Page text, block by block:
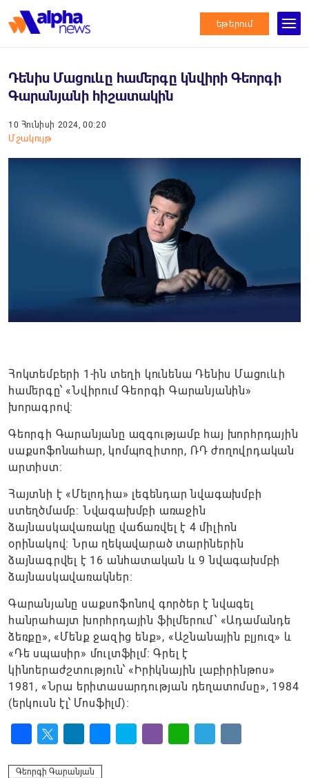
եթերում
Դենիս Մացուևը համերգը կնվիրի Գեորգի
Գարանյանի հիշատակին
10 Հունիսի 2024, 00:20
Մշակույթ
Հոկտեմբերի 1-ին տեղի կունենա Դենիս Մացուևի
համերգը՝ «Նվիրում Գեորգի Գարանյանին»
խորագրով։
Գեորգի Գարանյանը ազգությամբ հայ խորհրդային
սաքսոֆոնահար, կոմպոզիտոր, ՌԴ ժողովրդական
արտիստ։
Հայտնի է «Մելոդիա» լեգենդար նվագախմբի
ստեղծմամբ: Նվագախմբի առաջին
ձայնասկավառակը վաճառվել է 4 միլիոն
օրինակով։ Նրա ղեկավարած տարիներին
ձայնագրվել է 16 անհատական և 9 նվագախմբի
ձայնասկավառակներ։
Գարանյանը սաքսոֆոնով գործեր է նվագել
հանրահայտ խորհրդային ֆիլմերում՝ «Ադամանդե
ձեռքը», «Մենք ջազից ենք», «Աշնանային բլյուզ» և
«Դե սպասիր» մուլտֆիլմ։ Գրել է
կինոերաժշտություն՝ «Իրիկնային լաբիրինթոս»
1981, «Նրա երիտասարդության դեղատոմսը», 1984
(երկուսն էլ՝ Մոսֆիլմ)։
Գեորգի Գարանյան